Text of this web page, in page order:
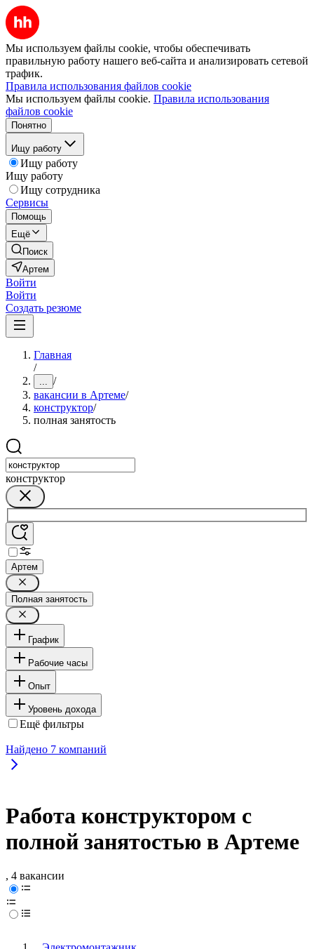
Мы используем файлы cookie, чтобы обеспечивать
правильную работу нашего веб-сайта и анализировать сетевой
трафик.
Правила использования файлов cookie
Мы используем файлы cookie. Правила использования
файлов cookie
Понятно
Ищу работу
Ищу работу
Ищу работу
Ищу сотрудника
Сервисы
Помощь
Ещё
Поиск
Артем
Войти
Войти
Создать резюме
Главная
/
... /
вакансии в Артеме/
конструктор/
полная занятость
конструктор
Артем
Полная занятость
График
Рабочие часы
Опыт
Уровень дохода
Ещё фильтры
Найдено 7 компаний
Работа конструктором с
полной занятостью в Артеме
, 4 вакансии